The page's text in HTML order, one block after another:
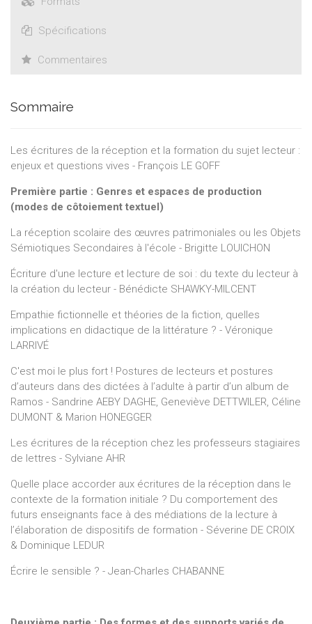
l’université le discours sur l’œuvre ? Quels rapports
formes rhétoriques en usage ou les langages de spécialité,
sensibles de la réception des textes littéraires, de la trace
nécessité de penser l’enseignement de la littérature dans
une étroite association de la lecture et de l’écriture,
Spécifications
Commentaires
Sommaire
Les écritures de la réception et la formation du sujet lecteur :
enjeux et questions vives - François LE GOFF
Première partie : Genres et espaces de production
(modes de côtoiement textuel)
La réception scolaire des œuvres patrimoniales ou les Objets
Sémiotiques Secondaires à l'école - Brigitte LOUICHON
Écriture d'une lecture et lecture de soi : du texte du lecteur à
la création du lecteur - Bénédicte SHAWKY-MILCENT
Empathie fictionnelle et théories de la fiction, quelles
implications en didactique de la littérature ? - Véronique
LARRIVÉ
C'est moi le plus fort ! Postures de lecteurs et postures
d’auteurs dans des dictées à l’adulte à partir d’un album de
Ramos - Sandrine AEBY DAGHE, Geneviève DETTWILER, Céline
DUMONT & Marion HONEGGER
Les écritures de la réception chez les professeurs stagiaires
de lettres - Sylviane AHR
Quelle place accorder aux écritures de la réception dans le
contexte de la formation initiale ? Du comportement des
futurs enseignants face à des médiations de la lecture à
l’élaboration de dispositifs de formation - Séverine DE CROIX
& Dominique LEDUR
Écrire le sensible ? - Jean-Charles CHABANNE